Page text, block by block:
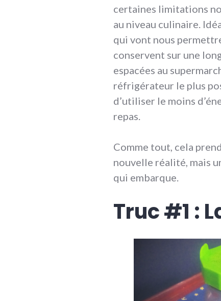
certaines limitations
au niveau culinaire.
qui vont nous
conservent sur une
espacées au
réfrigérateur le plus
d’utiliser le moins
repas.
Comme tout, cela
nouvelle réalité, mais
qui embarque.
Truc #1 :